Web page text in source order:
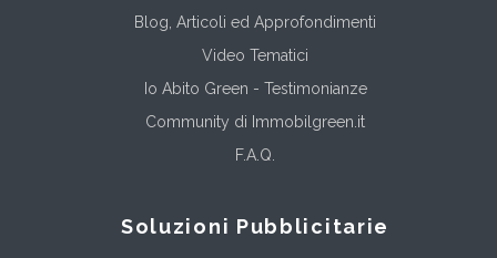
Blog, Articoli ed Approfondimenti
Video Tematici
Io Abito Green - Testimonianze
Community di Immobilgreen.it
F.A.Q.
Soluzioni Pubblicitarie